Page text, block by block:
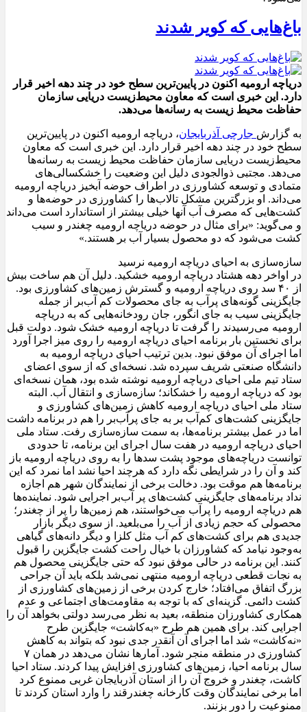
باغ‌هایی که کویر شدند
دریاچه ارومیه اکنون در پایین‌ترین سطح خود در چند دهه اخیر قرار
دارد. این خبری است که معاون محیط‌زیست دریایی سازمان
حفاظت محیط زیست به رسانه‌ها می‌دهد.
به گزارش جارچی آذربایجان، دریاچه ارومیه اکنون در پایین‌ترین
سطح خود در چند دهه اخیر قرار دارد. این خبری است که معاون
محیط‌زیست دریایی سازمان حفاظت محیط زیست به رسانه‌ها
می‌دهد. مجتبی ذوالجودی دلیل این وضعیت را خشکسالی‌های
متمادی و توسعه کشاورزی در اطراف حوضه آبخیز دریاچه ارومیه
می‌داند. او بزرگترین مشکل تالاب‌ها را کشاورزی در حوضه‌ها و
کشت‌هایی که مصرف آب آنها خیلی بیشتر از استاندارد است می‌داند
و می‌گوید: «برای مثال در حوضه دریاچه ارومیه چغندر و سیب
کشت می‌شود که دو محصول بسیار آب بر هستند.»
سازه‌سازی به احیای دریاچه ارومیه نرسید
در اواخر دهه هشتاد دریاچه ارومیه خشکید. دلیل آن هم ساخت بیش
از ۴۰ سد روی دریاچه ارومیه و گسترش زمین‌های کشاورزی بود.
جایگزینی گونه‌های پرآب به جای محصولات کم آب‌بر از جمله
جایگزینی سیب به جای انگور، جان رودخانه‌هایی که به دریاچه
ارومیه می‌رسیدند را گرفت تا دریاچه ارومیه خشک شود. دولت قبل
برای نخستین بار برنامه احیای دریاچه ارومیه را روی میز اجرا آورد
اما اجرای آن موفق نبود. بدین ترتیب احیای دریاچه ارومیه به
دانشگاه صنعتی شریف سپرده شد. نسخه‌ای که از سوی اعضای
ستاد تیم ملی احیای دریاچه ارومیه نوشته شده بود، همان نسخه‌ای
بود که دریاچه ارومیه را خشکاند؛ سازه‌سازی و انتقال آب. البته
ستاد ملی احیای دریاچه ارومیه کاهش زمین‌های کشاورزی و
جایگزینی کشت‌های کم‌آب بر به جای پر‌آب‌بر را هم در برنامه داشت
اما در عمل بیشتر برنامه‌ها، به سمت سازه‌سازی رفت. ستاد ملی
احیای دریاچه ارومیه در هفت سال اجرای این برنامه، تا حدودی
توانست دریاچه‌های موجود پشت سدها را به روی دریاچه ارومیه باز
کند و آن را در شرایطی نگه دارد که هرچند احیا نشد اما نمرد که این
برنامه‌ها هم موقت بود. دخالت برخی از نمایندگان شهر هم اجازه
نداد برنامه‌های جایگزینی کشت‌های پر آب‌بر اجرایی شود. نماینده‌ها
هم دریاچه ارومیه را پرآب می‌خواستند، هم زمین‌ها را پر از چغندر؛
محصولی که حجم زیادی از آب را می‌بلعید. از سوی دیگر بازار
جدیدی هم برای کشت‌های کم آب مثل کلزا و دیگر دانه‌های گیاهی
به‌وجود نیامد که کشاورزان با خیال راحت کشت جایگزین را قبول
کنند. این برنامه در ‌حالی موفق نبود که حتی جایگزینی محصول هم
به نجات قطعی دریاچه ارومیه منتهی نمی‌شد بلکه باید آن جراحی
بزرگ اتفاق می‌افتاد؛ خارج کردن برخی از زمین‌های کشاورزی از
کشت دائمی. گزینه‌ای که با توجه به مقاومت‌های اجتماعی و عدم
همکاری کشاورزان منطقه، بعید به نظر می‌رسد دولتی بخواهد آن را
اجرایی کند. برای همین هم طرح «به‌کاشت» جایگزین طرح
«نه‌کاشت» شد اما اجرای آن آنقدر جدی نبود که بتواند به کاهش
کشاورزی در منطقه منجر شود. آمار‌ها نشان می‌دهد در همان ۷
سال برنامه احیا، زمین‌های کشاورزی افزایش پیدا کردند. ستاد احیا
کاشت، چغندر و خروج آن را از استان آذربایجان غربی ممنوع کرد
اما برخی نمایندگان وقت کارخانه چغندرقند را وارد استان کردند تا
ممنوعیت را دور بزنند.